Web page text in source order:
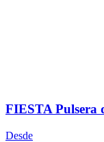
FIESTA Pulsera
Desde